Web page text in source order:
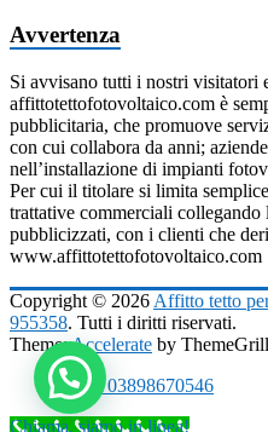
Avvertenza
Si avvisano tutti i nostri visitatori
affittotettofotovoltaico.com è
pubblicitaria, che promuove
con cui collabora da anni;
nell’installazione di impianti
Per cui il titolare si limita
trattative commerciali collegando
pubblicizzati, con i clienti che
www.affittotettofotovoltaico.com
Copyright © 2026 Affitto tetto
955358. Tutti i diritti riservati.
Theme:Accelerate by
P.IVA 03898670546
Chiama, siamo in linea!